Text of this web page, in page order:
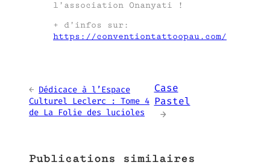
l’association Onanyati !
+ d’infos sur:
https://conventiontattoopau.com/
← Dédicace à l’Espace
Culturel Leclerc : Tome 4
de La Folie des lucioles
Case
Pastel
→
Publications similaires